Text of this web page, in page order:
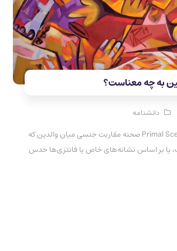
به چه معناست؟
دانشنامه
صحنه نخستین | Primal Scene صحنه مقاربت جنسی میان والدین که
یا بر اساس نشانه‌های خاص یا فانتزی‌ها حدس